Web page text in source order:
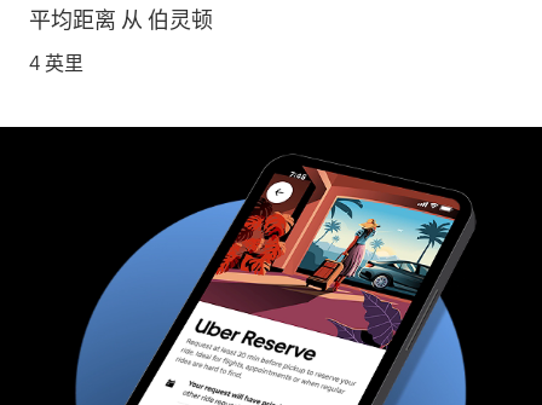
平均距离 从 伯灵顿
4 英里